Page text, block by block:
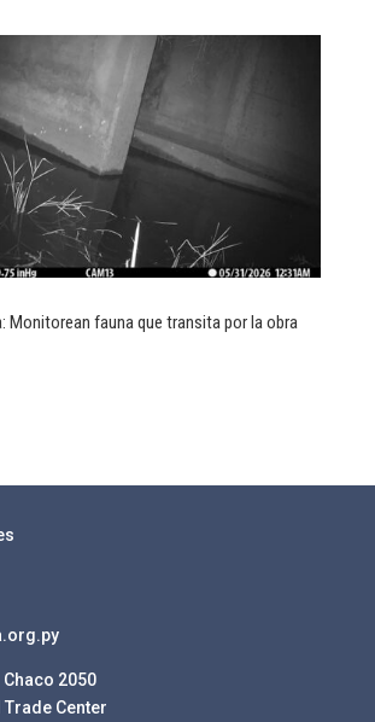
Monitorean fauna que transita por la obra
2050
Center